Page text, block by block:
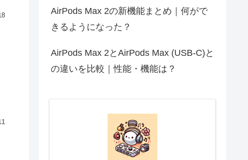
AirPods Max 2の新機能まとめ｜何がで
きるようになった？
AirPods Max 2とAirPods Max (USB-C)と
の違いを比較｜性能・機能は？